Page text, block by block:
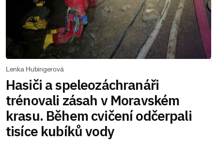
Lenka Hubingerová
Hasiči a speleozáchranáři
trénovali zásah v Moravském
krasu. Během cvičení odčerpali
tisíce kubíků vody